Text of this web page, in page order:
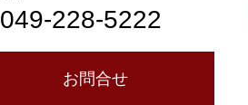
049-228-5222
お問合せ